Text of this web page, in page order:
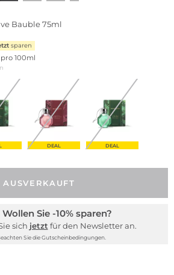
Bauble 75ml
sparen
100ml
DEAL DEAL
AUSVERKAUFT
Wollen Sie -10% sparen?
sich jetzt für den Newsletter an.
Sie die Gutscheinbedingungen.